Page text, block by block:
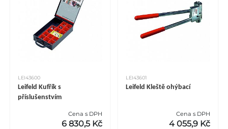
LEI43600
Leifeld Kufřík s
příslušenstvím
Cena s DPH
6 830,5 Kč
LEI43601
Leifeld Kleště ohýbací
Cena s DPH
4 055,9 Kč